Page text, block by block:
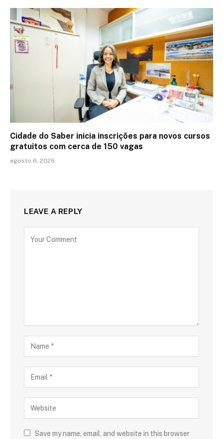
Cidade do Saber inicia inscrições para novos cursos
gratuitos com cerca de 150 vagas
agosto 6, 2026
LEAVE A REPLY
Save my name, email, and website in this browser